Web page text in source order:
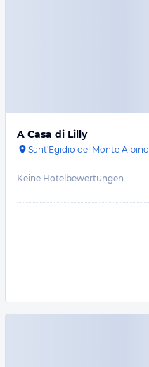
A Casa di Lilly
Sant'Egidio del Monte Albino
Keine Hotelbewertungen